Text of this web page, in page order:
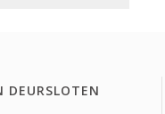
DEURSLOTEN